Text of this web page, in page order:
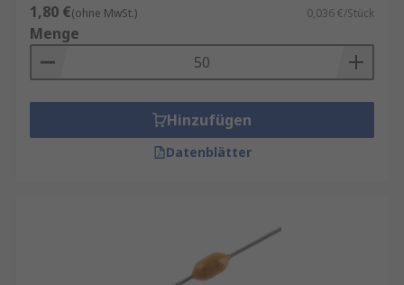
1,80 €(ohne MwSt.) 0,036 €/Stück
Menge
Hinzufügen
Datenblätter